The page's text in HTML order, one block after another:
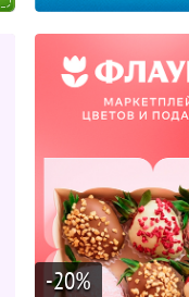
-20%